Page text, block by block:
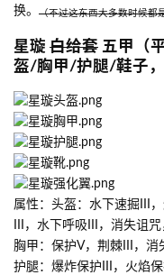
换。
（不过这东西大多数时候都
星璇 白给套 五甲（
盔/胸甲/护腿/鞋子
属性：头盔：水下速掘III
III，水下呼吸III，消失诅
胸甲：保护V，荆棘III，消
护腿：爆炸保护III，火焰